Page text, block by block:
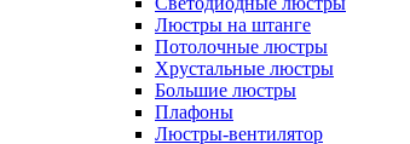
Люстры на штанге
Потолочные люстры
Хрустальные люстры
Большие люстры
Плафоны
Люстры-вентилятор